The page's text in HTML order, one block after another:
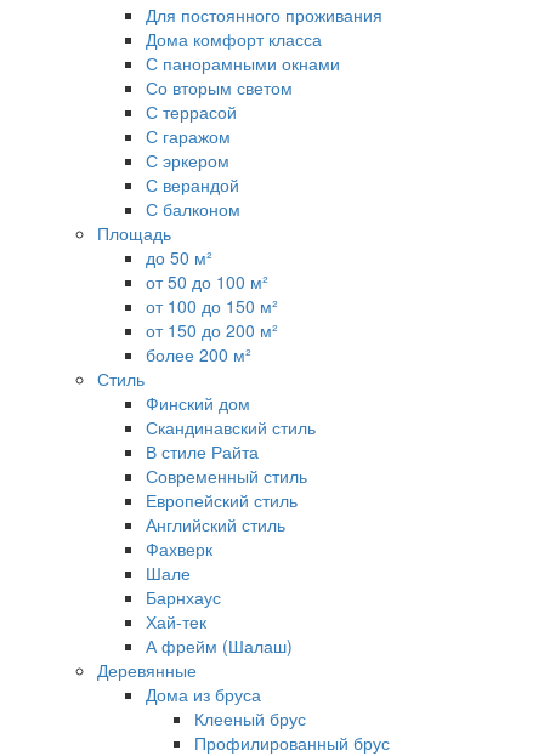
Для постоянного проживания
Дома комфорт класса
С панорамными окнами
Со вторым светом
С террасой
С гаражом
С эркером
С верандой
С балконом
Площадь
до 50 м²
от 50 до 100 м²
от 100 до 150 м²
от 150 до 200 м²
более 200 м²
Стиль
Финский дом
Скандинавский стиль
В стиле Райта
Современный стиль
Европейский стиль
Английский стиль
Фахверк
Шале
Барнхаус
Хай-тек
А фрейм (Шалаш)
Деревянные
Дома из бруса
Клееный брус
Профилированный брус